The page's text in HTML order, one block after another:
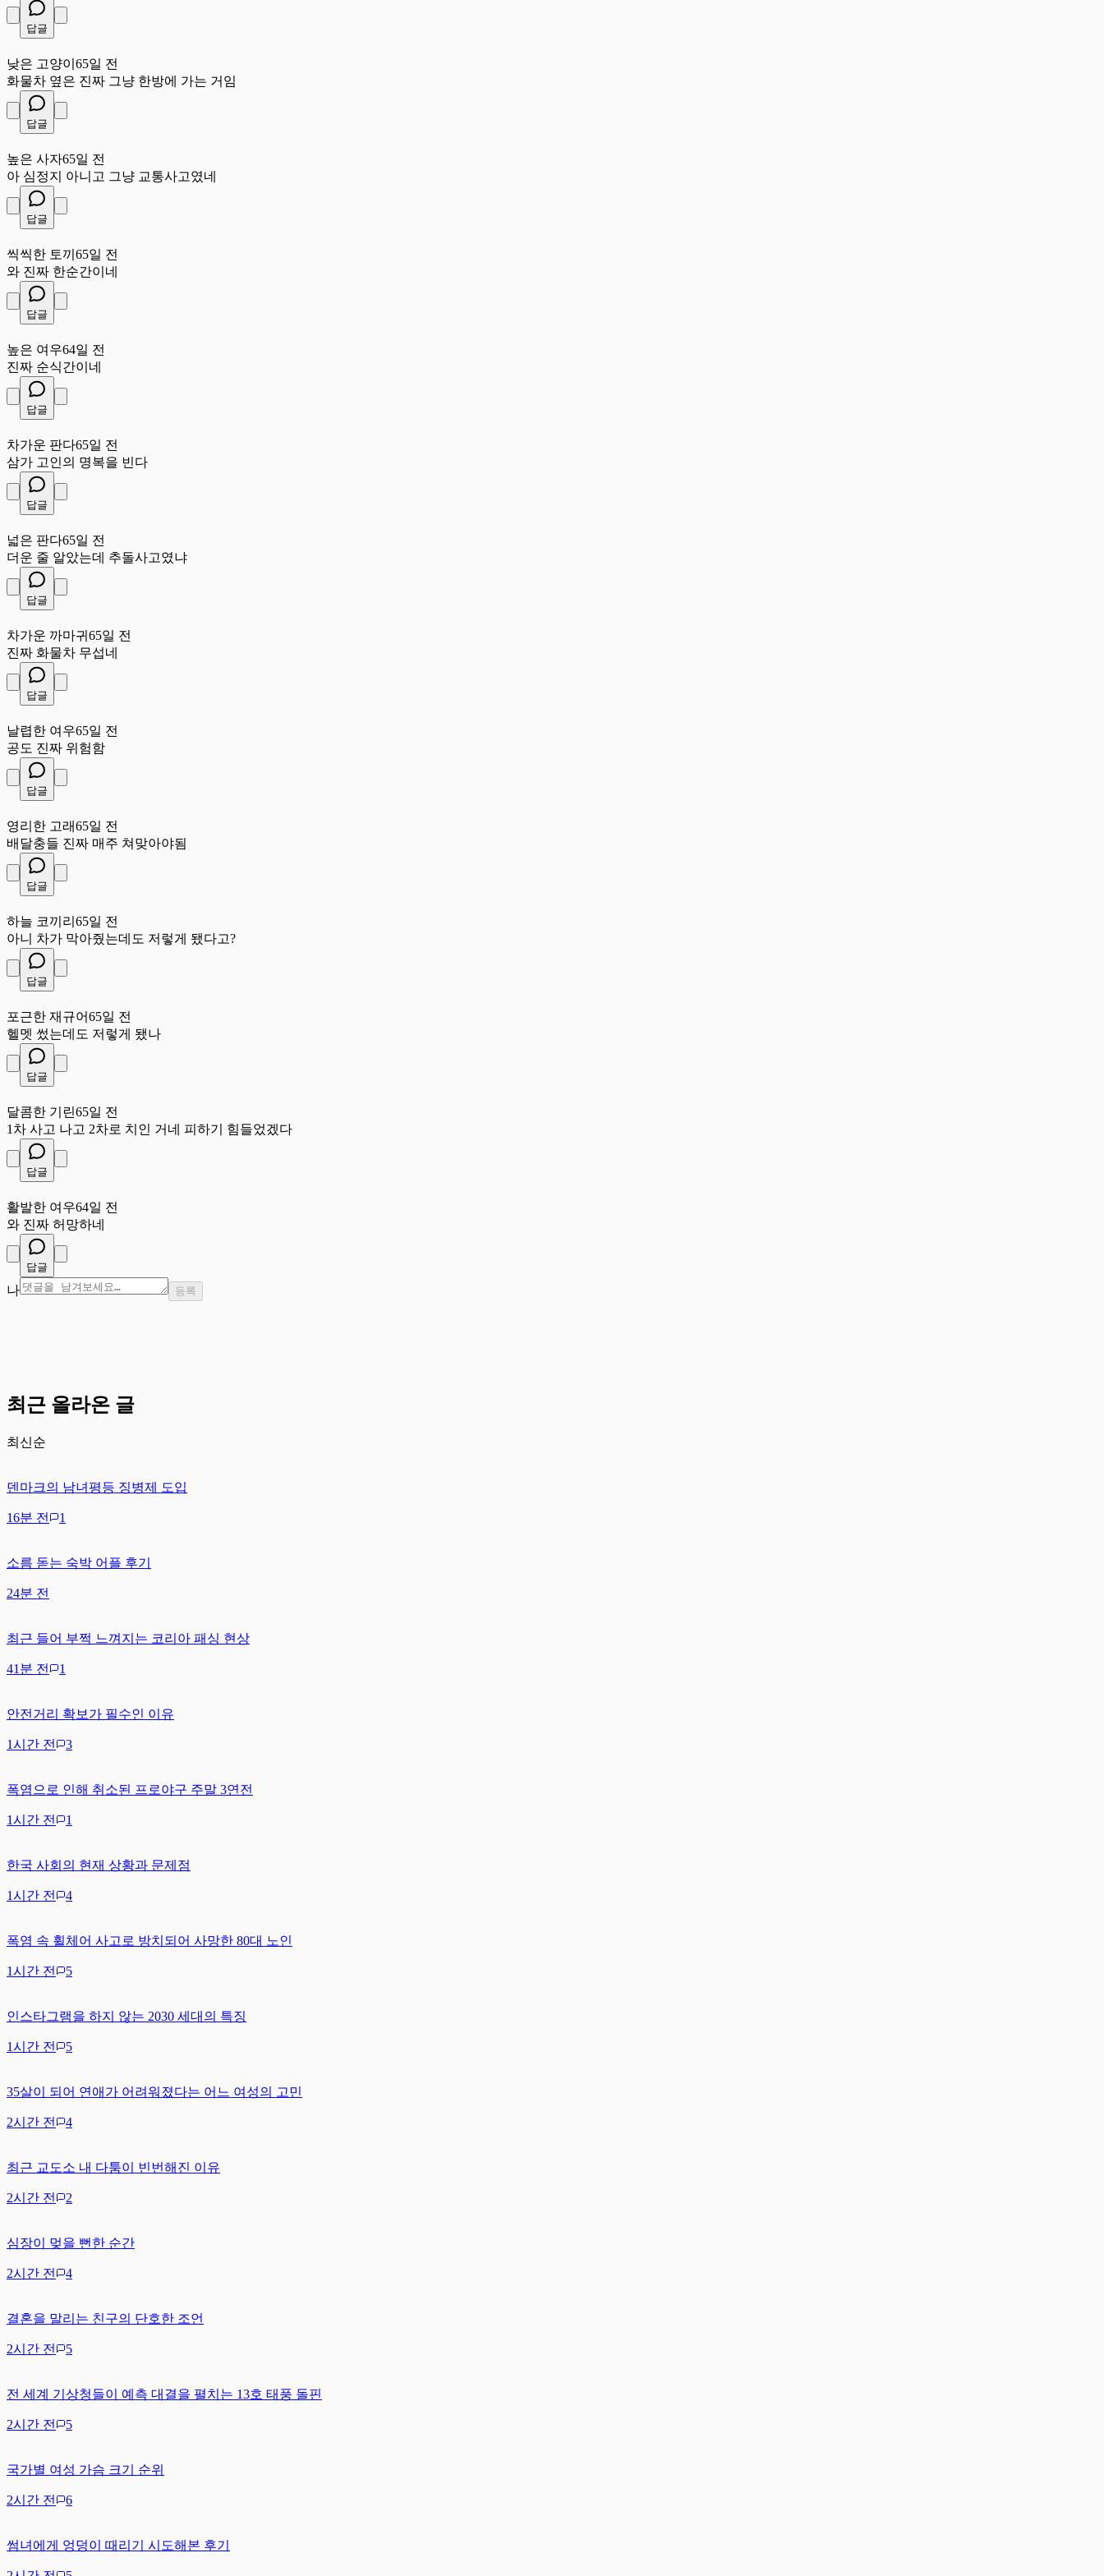
답글
낮은 고양이 65일 전
화물차 옆은 진짜 그냥 한방에 가는 거임
답글
높은 사자65일 전
아 심정지 아니고 그냥 교통사고였네
답글
씩씩한 토끼 65일 전
와 진짜 한순간이네
답글
높은 여우64일 전
진짜 순식간이네
답글
차가운 판다65일 전
삼가 고인의 명복을 빈다
답글
넓은 판다65일 전
더운 줄 알았는데 추돌사고였냐
답글
차가운 까마귀 65일 전
진짜 화물차 무섭네
답글
날렵한 여우65일 전
공도 진짜 위험함
답글
영리한 고래65일 전
배달충들 진짜 매주 쳐맞아야됨
답글
하늘 코끼리 65일 전
아니 차가 막아줬는데도 저렇게 됐다고?
답글
포근한 재규어65일 전
헬멧 썼는데도 저렇게 됐나
답글
달콤한 기린65일 전
1차 사고 나고 2차로 치인 거네 피하기 힘들었겠다
답글
활발한 여우64일 전
와 진짜 허망하네
답글
나 등록
최근 올라온 글
최신순
덴마크의 남녀평등 징병제 도입
16분 전 1
소름 돋는 숙박 어플 후기
24분 전
최근 들어 부쩍 느껴지는 코리아 패싱 현상
41분 전 1
안전거리 확보가 필수인 이유
1시간 전 3
폭염으로 인해 취소된 프로야구 주말 3연전
1시간 전 1
한국 사회의 현재 상황과 문제점
1시간 전 4
폭염 속 휠체어 사고로 방치되어 사망한 80대 노인
1시간 전 5
인스타그램을 하지 않는 2030 세대의 특징
1시간 전 5
35살이 되어 연애가 어려워졌다는 어느 여성의 고민
2시간 전 4
최근 교도소 내 다툼이 빈번해진 이유
2시간 전 2
심장이 멎을 뻔한 순간
2시간 전 4
결혼을 말리는 친구의 단호한 조언
2시간 전 5
전 세계 기상청들이 예측 대결을 펼치는 13호 태풍 돌핀
2시간 전 5
국가별 여성 가슴 크기 순위
2시간 전 6
썸녀에게 엉덩이 때리기 시도해본 후기